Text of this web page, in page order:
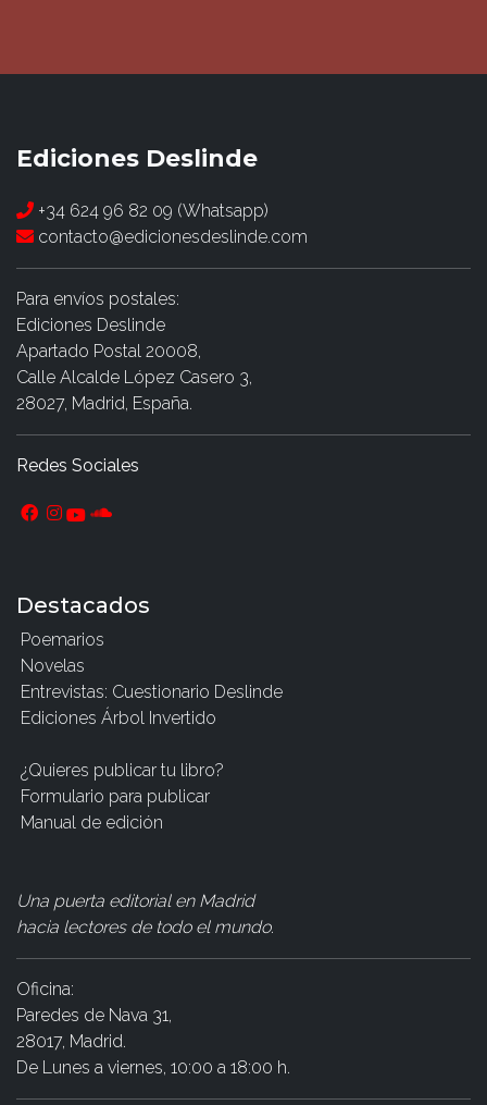
Ediciones Deslinde
+34 624 96 82 09 (Whatsapp)
contacto@edicionesdeslinde.com
Para envíos postales:
Ediciones Deslinde
Apartado Postal 20008,
Calle Alcalde López Casero 3,
28027, Madrid, España.
Redes Sociales
Destacados
Poemarios
Novelas
Entrevistas: Cuestionario Deslinde
Ediciones Árbol Invertido
¿Quieres publicar tu libro?
Formulario para publicar
Manual de edición
Una puerta editorial en Madrid
hacia lectores de todo el mundo.
Oficina:
Paredes de Nava 31,
28017, Madrid.
De Lunes a viernes, 10:00 a 18:00 h.